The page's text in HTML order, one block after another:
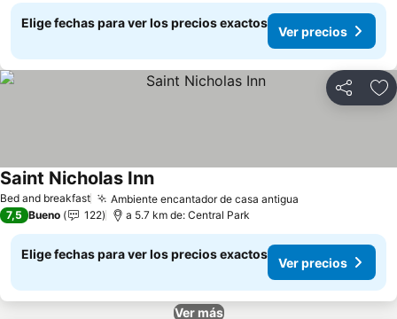
Elige fechas para ver los precios exactos
Ver precios
Compartir
Bed and breakfast Ambiente encantador de casa antigua
Saint Nicholas InnVer precios
7,5 Bueno 122 a 5.7 km de: Central Park
Elige fechas para ver los precios exactos
Ver precios
Ver más